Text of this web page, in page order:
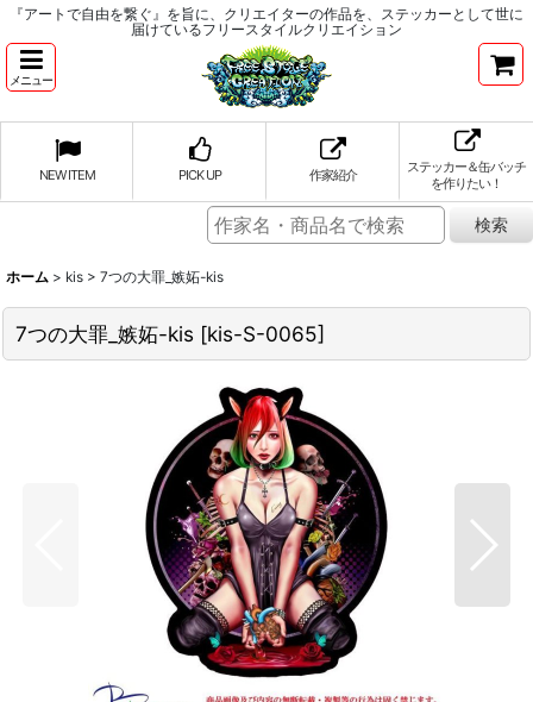
『アートで自由を繋ぐ』を旨に、クリエイターの作品を、ステッカーとして世に
届けているフリースタイルクリエイション
メニュー
NEW ITEM PICK UP 作家紹介
ステッカー＆缶バッチ
を作りたい！
ホーム > kis > 7つの大罪_嫉妬-kis
7つの大罪_嫉妬-kis [kis-S-0065]